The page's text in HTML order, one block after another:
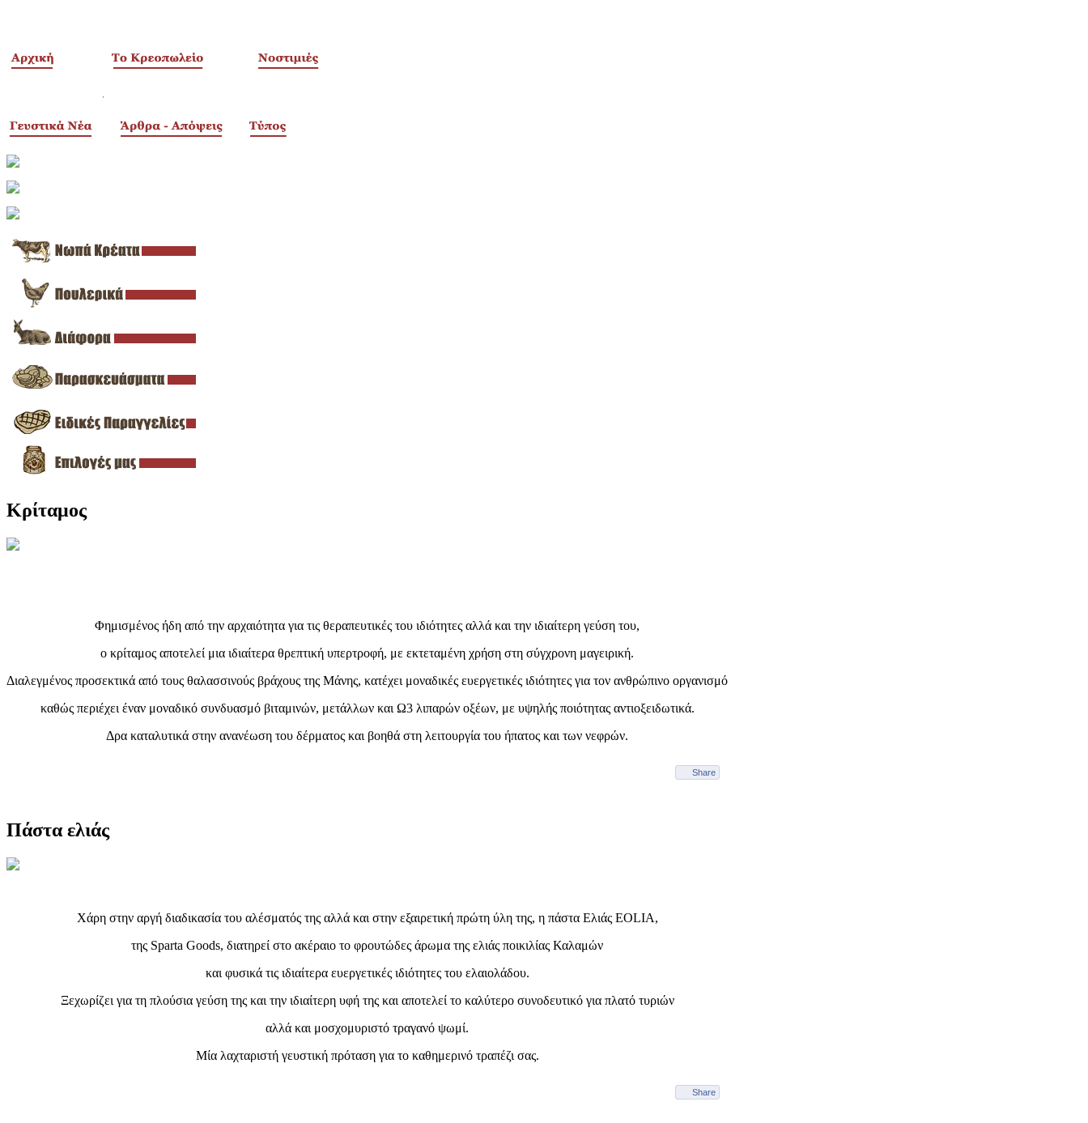
Κρίταμος
Φημισμένος ήδη από την αρχαιότητα για τις θεραπευτικές του ιδιότητες αλλά και την ιδιαίτερη γεύση του,
ο κρίταμος αποτελεί μια ιδιαίτερα θρεπτική υπερτροφή, με εκτεταμένη χρήση στη σύγχρονη μαγειρική.
Διαλεγμένος προσεκτικά από τους θαλασσινούς βράχους της Μάνης, κατέχει μοναδικές ευεργετικές ιδιότητες για τον ανθρώπινο οργανισμό
καθώς περιέχει έναν μοναδικό συνδυασμό βιταμινών, μετάλλων και Ω3 λιπαρών οξέων, με υψηλής ποιότητας αντιοξειδωτικά.
Δρα καταλυτικά στην ανανέωση του δέρματος και βοηθά στη λειτουργία του ήπατος και των νεφρών.
Share
Πάστα ελιάς
Χάρη στην αργή διαδικασία του αλέσματός της αλλά και στην εξαιρετική πρώτη ύλη της, η πάστα Ελιάς EOLIA,
της Sparta Goods, διατηρεί στο ακέραιο το φρουτώδες άρωμα της ελιάς ποικιλίας Καλαμών
και φυσικά τις ιδιαίτερα ευεργετικές ιδιότητες του ελαιολάδου.
Ξεχωρίζει για τη πλούσια γεύση της και την ιδιαίτερη υφή της και αποτελεί το καλύτερο συνοδευτικό για πλατό τυριών
αλλά και μοσχομυριστό τραγανό ψωμί.
Μία λαχταριστή γευστική πρόταση για το καθημερινό τραπέζι σας.
Share